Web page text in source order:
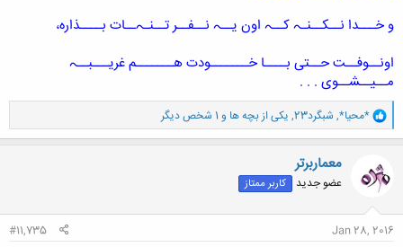
و خـــدا نــکــنـہ کــہ اون یــہ نــفــر تــنـہــات بــــذارہ،
اونــوفــت حــتی بــــا خـــــــودت هـــــــم غریـــبــہ
مــیــشــوی . . .
و
ا
ک
ش
ه
*محیا*, شبگرد23 , یکی از بچه ها و 1 شخص دیگر
معماربرتر
عضو جدید کاربر ممتاز
Jan 28, 2016
#11,735